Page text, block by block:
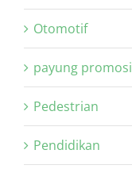
Otomotif
payung promosi
Pedestrian
Pendidikan